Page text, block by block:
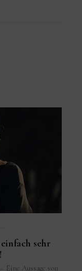
sehr
Eine Aussage von